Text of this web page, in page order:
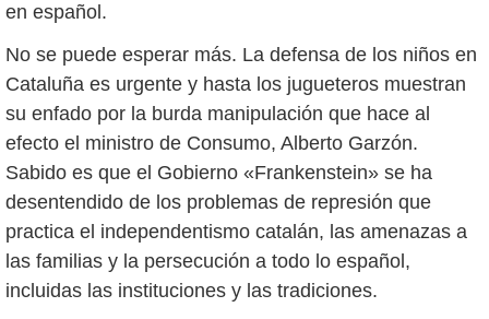
en español.
No se puede esperar más. La defensa de los niños en
Cataluña es urgente y hasta los jugueteros muestran
su enfado por la burda manipulación que hace al
efecto el ministro de Consumo, Alberto Garzón.
Sabido es que el Gobierno «Frankenstein» se ha
desentendido de los problemas de represión que
practica el independentismo catalán, las amenazas a
las familias y la persecución a todo lo español,
incluidas las instituciones y las tradiciones.